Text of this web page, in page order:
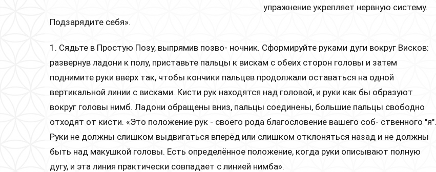
упражнение укрепляет нервную систему.
Подзарядите себя».
1. Сядьте в Простую Позу, выпрямив позво- ночник. Сформируйте руками дуги вокруг Висков:
развернув ладони к полу, приставьте пальцы к вискам с обеих сторон головы и затем
поднимите руки вверх так, чтобы кончики пальцев продолжали оставаться на одной
вертикальной линии с висками. Кисти рук находятся над головой, и руки как бы образуют
вокруг головы нимб. Ладони обращены вниз, пальцы соединены, большие пальцы свободно
отходят от кисти. «Это положение рук - своего рода благословение вашего соб- ственного "я".
Руки не должны слишком выдвигаться вперёд или слишком отклоняться назад и не должны
быть над макушкой головы. Есть определённое положение, когда руки описывают полную
дугу, и эта линия практически совпадает с линией нимба».